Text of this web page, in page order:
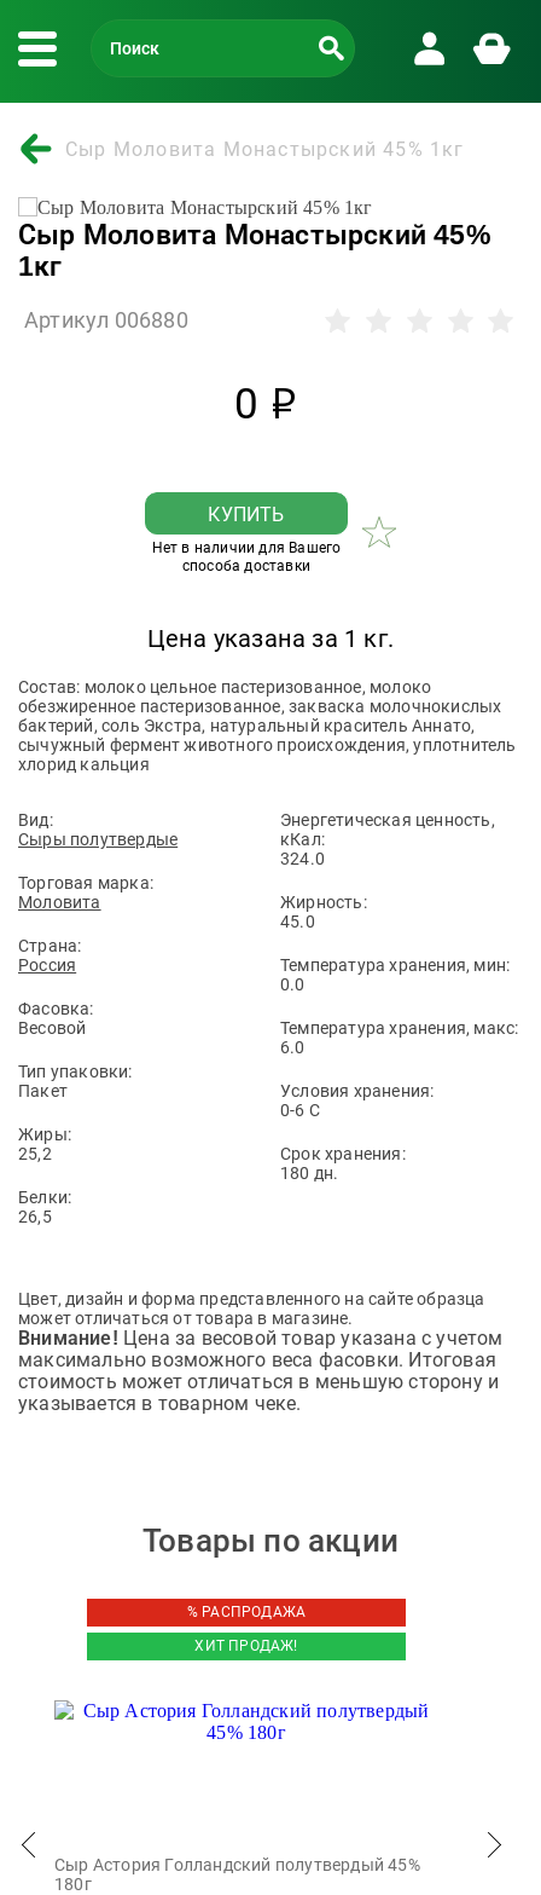
Сыр Моловита Монастырский 45% 1кг
Сыр Моловита Монастырский 45%
1кг
Артикул 006880
0 р
Цена указана за 1 кг.
КУПИТЬ
Нет в наличии для Вашего
способа доставки
Состав: молоко цельное пастеризованное, молоко
обезжиренное пастеризованное, закваска молочнокислых
бактерий, соль Экстра, натуральный краситель Аннато,
сычужный фермент животного происхождения, уплотнитель
хлорид кальция
Вид:
Сыры полутвердые
Торговая марка:
Моловита
Страна:
Россия
Фасовка:
Весовой
Тип упаковки:
Пакет
Жиры:
25,2
Белки:
26,5
Энергетическая ценность,
кКал:
324.0
Жирность:
45.0
Температура хранения, мин:
0.0
Температура хранения, макс:
6.0
Условия хранения:
0-6 С
Срок хранения:
180 дн.
Цвет, дизайн и форма представленного на сайте образца
может отличаться от товара в магазине.
Внимание! Цена за весовой товар указана с учетом
максимально возможного веса фасовки. Итоговая
стоимость может отличаться в меньшую сторону и
указывается в товарном чеке.
Товары по акции
% РАСПРОДАЖА
ХИТ ПРОДАЖ!
Сыр Астория Голландский полутвердый 45%
180г